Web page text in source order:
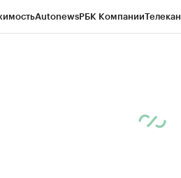
AutonewsРБК Компании